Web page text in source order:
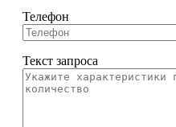
Телефон
Текст запроса